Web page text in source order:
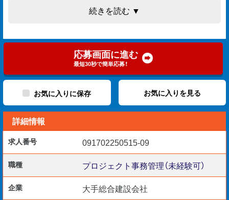
・安全管理（事故や怪我の防止）
最初の着任プロジェクトとして、発電所構内の土地ならし
工事／牡鹿郡女川町からスタートします。
（予定となります。詳細はお問合せ下さい。）
■ 入社後のステップ
座学講義／社会人マナー研修／映像研修／eラーニング研
修／CADスキル研修／親睦会／キャリア相談／各プロジ
ェクトでのOJT研修 など
続きを読む ▼
応募画面に進む
最短30秒で簡単応募！
お気に入りに保存 お気に入りを見る
詳細情報
求人番号 091702250515-09
職種 プロジェクト事務管理（未経験可）
企業 大手総合建設会社